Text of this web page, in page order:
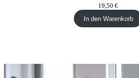
19,50€
In den Warenkorb